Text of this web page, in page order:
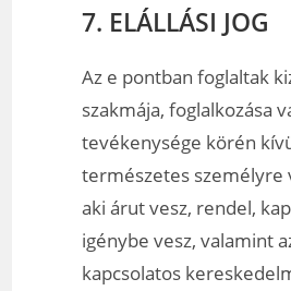
7. ELÁLLÁSI JOG
Az e pontban foglaltak
szakmája, foglalkozása
tevékenysége körén
természetes személyre
aki árut vesz, rendel,
igénybe vesz, valamint
kapcsolatos